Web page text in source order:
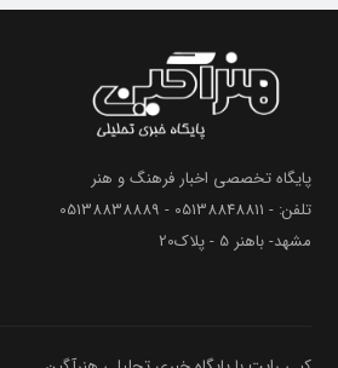
پایگاه تخصصی اخبار فرهنگ و هنر
تلفن: - 05138848811 - 05138838889
مشهد- باهنر 5 - پلاک20